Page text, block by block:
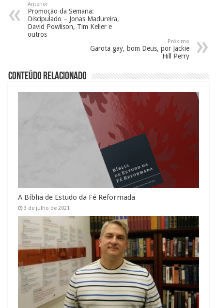
Anterior
Promoção da Semana:
Discipulado – Jonas Madureira,
David Powlison, Tim Keller e
outros
Próximo
Garota gay, bom Deus, por Jackie
Hill Perry
Conteúdo Relacionado
A Bíblia de Estudo da Fé Reformada
3 de julho de 2021